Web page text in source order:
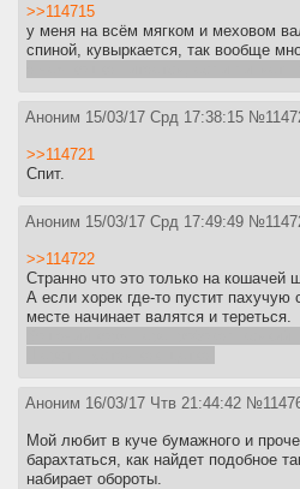
>>114715
у меня на всём мягком и меховом
спиной, кувыркается, так вообще
Аноним 15/03/17 Срд 17:38:15 №
>>114721
Спит.
Аноним 15/03/17 Срд 17:49:49 №
>>114722
Странно что это только на кошачей
А если хорек где-то пустит пахучую
месте начинает валятся и тереться.
Аноним 16/03/17 Чтв 21:44:42 №
Мой любит в куче бумажного и
барахтаться, как найдет подобное
набирает обороты.